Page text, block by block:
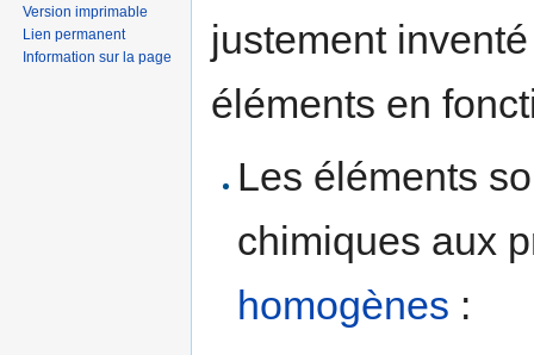
justement
éléments en
Les éléments
chimiques aux
homogènes :
Version imprimable
Lien permanent
Information sur la page